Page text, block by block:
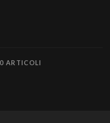
ARTICOLI